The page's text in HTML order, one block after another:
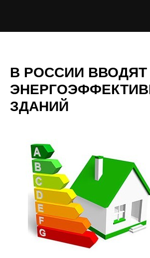
В РОССИИ
ЗДАНИЙ